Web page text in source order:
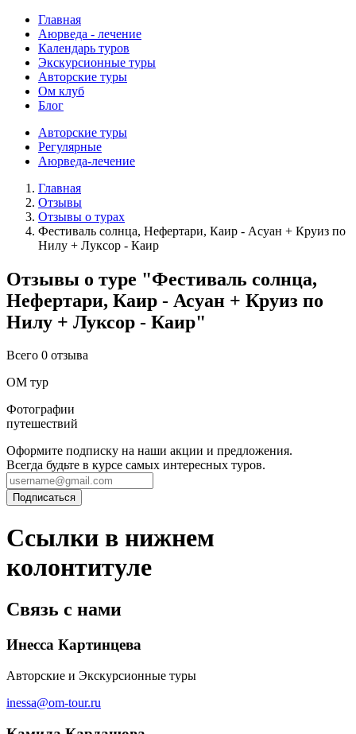
Главная
Аюрведа - лечение
Календарь туров
Экскурсионные туры
Авторские туры
Ом клуб
Блог
Авторские туры
Регулярные
Аюрведа-лечение
Главная
Отзывы
Отзывы о турах
Фестиваль солнца, Нефертари, Каир - Асуан + Круиз по
Нилу + Луксор - Каир
Отзывы о туре "Фестиваль солнца,
Нефертари, Каир - Асуан + Круиз по
Нилу + Луксор - Каир"
Всего 0 отзыва
ОМ тур
Фотографии
путешествий
Оформите подписку на наши акции и предложения.
Всегда будьте в курсе самых интересных туров.
Ссылки в нижнем
колонтитуле
Связь с нами
Инесса Картинцева
Авторские и Экскурсионные туры
inessa@om-tour.ru